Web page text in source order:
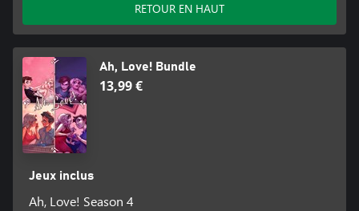
RETOUR EN HAUT
Ah, Love! Bundle
13,99 €
Jeux inclus
Ah, Love! Season 4